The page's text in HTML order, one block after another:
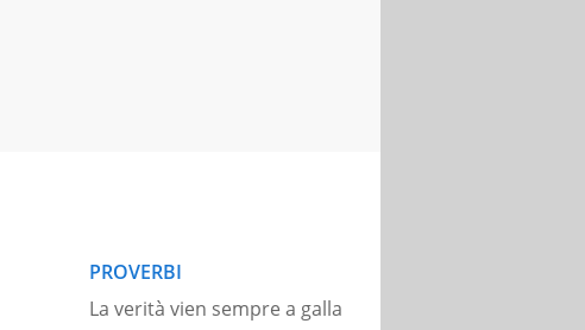
PROVERBI
La verità vien sempre a galla